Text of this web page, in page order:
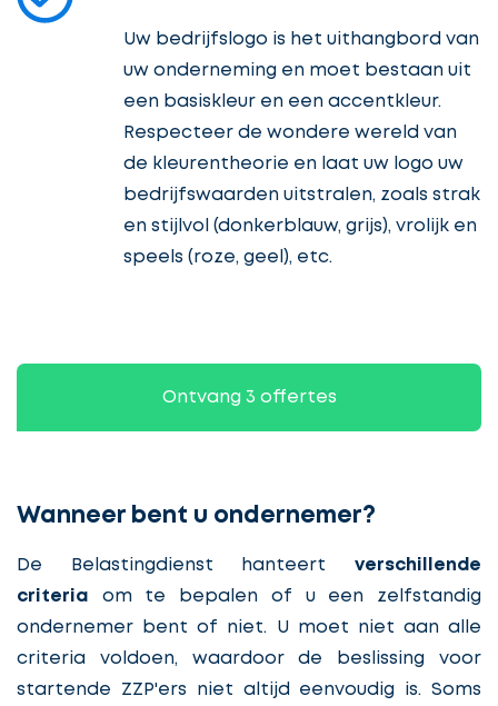
Uw bedrijfslogo is het uithangbord van
uw onderneming en moet bestaan uit
een basiskleur en een accentkleur.
Respecteer de wondere wereld van
de kleurentheorie en laat uw logo uw
bedrijfswaarden uitstralen, zoals strak
en stijlvol (donkerblauw, grijs), vrolijk en
speels (roze, geel), etc.
Ontvang 3 offertes
Wanneer bent u ondernemer?
De Belastingdienst hanteert verschillende
criteria om te bepalen of u een zelfstandig
ondernemer bent of niet. U moet niet aan alle
criteria voldoen, waardoor de beslissing voor
startende ZZP'ers niet altijd eenvoudig is. Soms